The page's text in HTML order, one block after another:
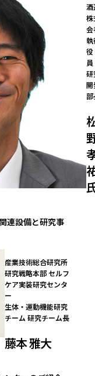
役
連設備と研究事
産業技術総合研究所
研究戦略本部 セルフ
ケア実装研究センタ
ー
生体・運動機能研究
チーム 研究チーム長
藤本 雅大